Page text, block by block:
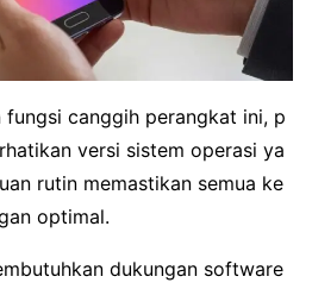
fungsi canggih perangkat ini, p
versi sistem operasi ya
rutin memastikan semua ke
optimal.
dukungan software